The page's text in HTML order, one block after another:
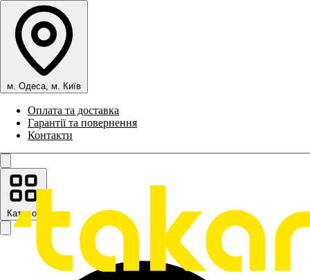
м. Одеса, м. Київ
Оплата та доставка
Гарантії та повернення
Контакти
Каталог